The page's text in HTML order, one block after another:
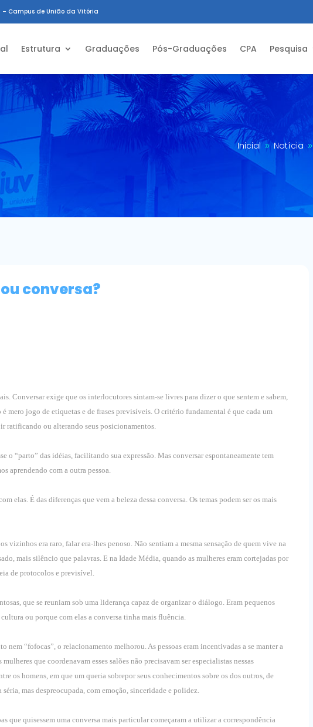
– Campus de União da Vitória
Estrutura Graduações Pós-Graduações CPA Pesquisa
Inicial 9 Notícia 9
conversa?
Conversar exige que os interlocutores sintam-se livres para dizer o que sentem e sabem,
mero jogo de etiquetas e de frases previsíveis. O critério fundamental é que cada um
ratificando ou alterando seus posicionamentos.
o “parto” das idéias, facilitando sua expressão. Mas conversar espontaneamente tem
aprendendo com a outra pessoa.
elas. É das diferenças que vem a beleza dessa conversa. Os temas podem ser os mais
vizinhos era raro, falar era-lhes penoso. Não sentiam a mesma sensação de quem vive na
mais silêncio que palavras. E na Idade Média, quando as mulheres eram cortejadas por
de protocolos e previsível.
que se reuniam sob uma liderança capaz de organizar o diálogo. Eram pequenos
ou porque com elas a conversa tinha mais fluência.
“fofocas”, o relacionamento melhorou. As pessoas eram incentivadas a se manter a
que coordenavam esses salões não precisavam ser especialistas nessas
os homens, em que um queria sobrepor seus conhecimentos sobre os dos outros, de
mas despreocupada, com emoção, sinceridade e polidez.
que quisessem uma conversa mais particular começaram a utilizar a correspondência